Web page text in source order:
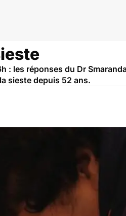
: les réponses du Dr
sieste depuis 52 ans.